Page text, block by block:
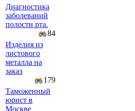
Диагностика
заболеваний
полости рта.
84
Изделия из
листового
металла на
заказ
179
Таможенный
юрист в
Москве